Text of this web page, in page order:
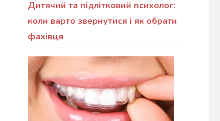
Дитячий та підлітковий психолог:
коли варто звернутися і як обрати
фахівця